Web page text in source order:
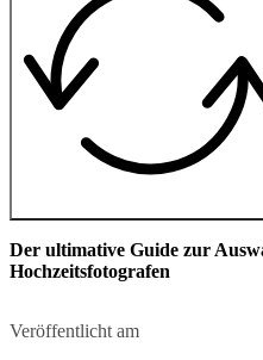
Der ultimative Guide zur
Hochzeitsfotografen
Veröffentlicht am